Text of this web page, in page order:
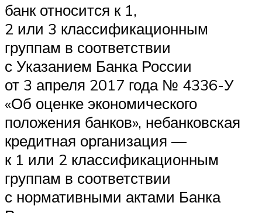
банк относится к 1,
2 или 3 классификационным
группам в соответствии
с Указанием Банка России
от 3 апреля 2017 года № 4336-У
«Об оценке экономического
положения банков», небанковская
кредитная организация —
к 1 или 2 классификационным
группам в соответствии
с нормативными актами Банка